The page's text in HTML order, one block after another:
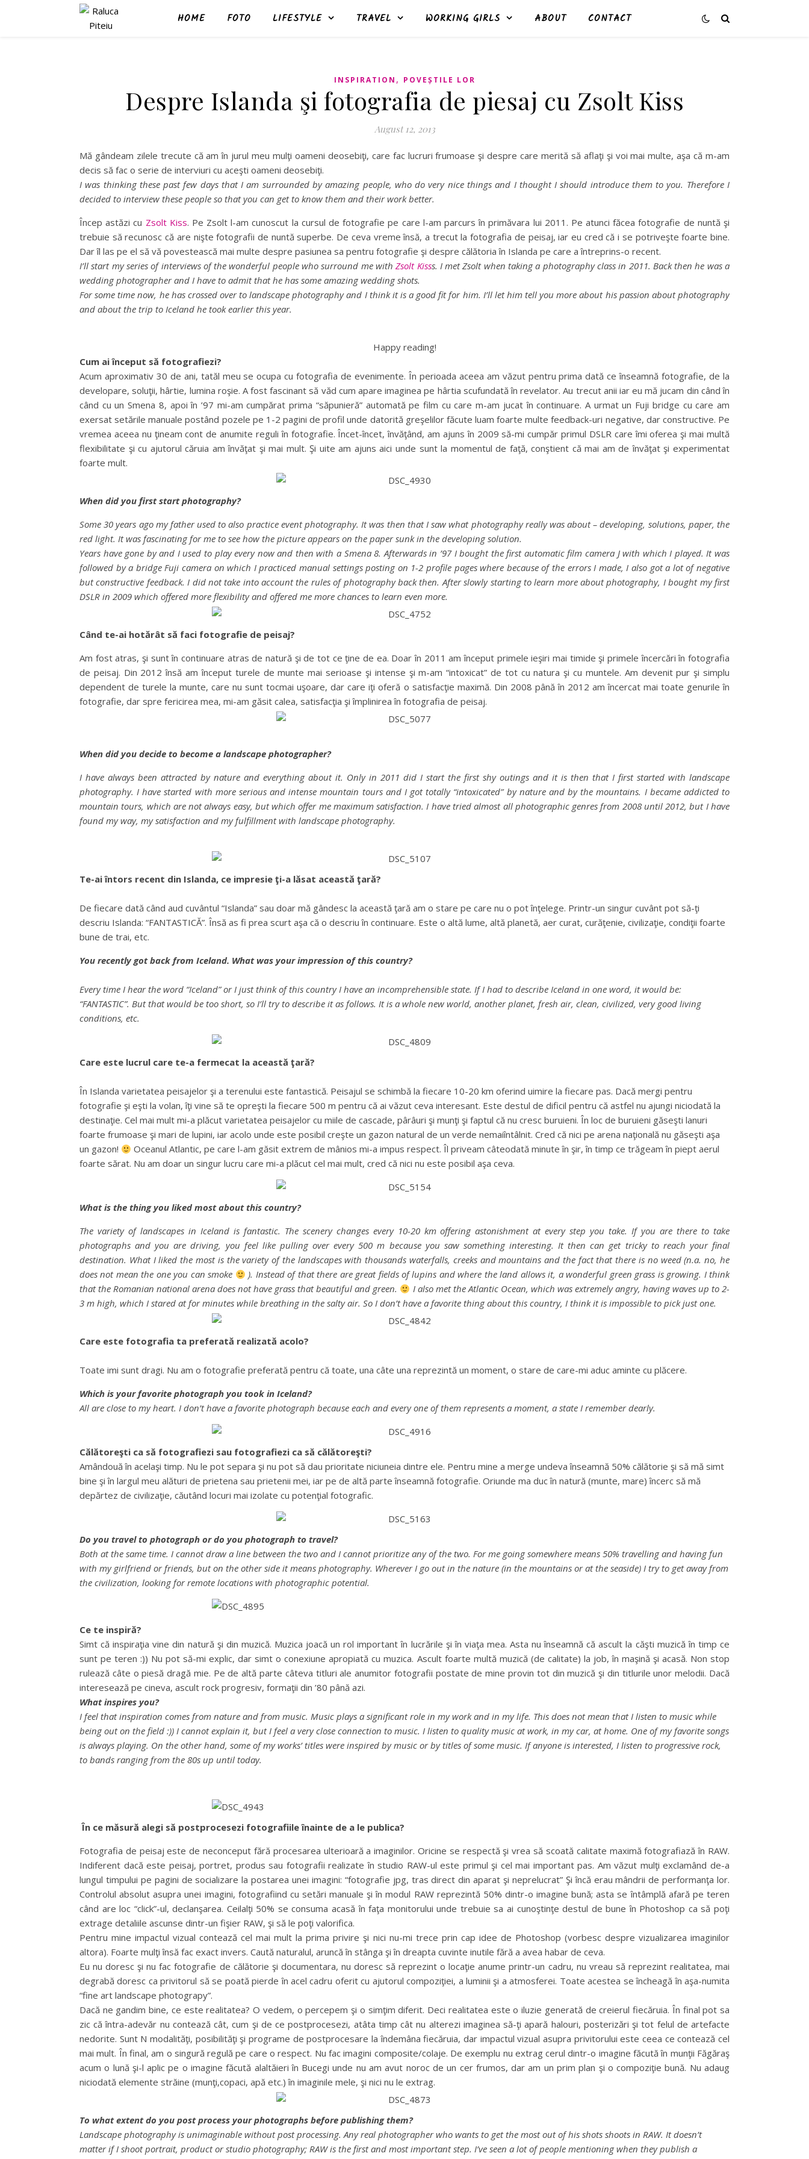
HOME FOTO LIFESTYLE TRAVEL WORKING GIRLS ABOUT CONTACT
INSPIRATION , POVEȘTILE LOR
Despre Islanda şi fotografia de piesaj cu Zsolt Kiss
August 12, 2013
Mă gândeam zilele trecute că am în jurul meu mulţi oameni deosebiţi, care fac lucruri frumoase şi despre care merită să aflaţi şi voi mai multe, aşa că m-am
decis să fac o serie de interviuri cu aceşti oameni deosebiţi.
I was thinking these past few days that I am surrounded by amazing people, who do very nice things and I thought I should introduce them to you. Therefore I
decided to interview these people so that you can get to know them and their work better.
Încep astăzi cu Zsolt Kiss. Pe Zsolt l-am cunoscut la cursul de fotografie pe care l-am parcurs în primăvara lui 2011. Pe atunci făcea fotografie de nuntă şi
trebuie să recunosc că are nişte fotografii de nuntă superbe. De ceva vreme însă, a trecut la fotografia de peisaj, iar eu cred că i se potriveşte foarte bine.
Dar îl las pe el să vă povestească mai multe despre pasiunea sa pentru fotografie şi despre călătoria în Islanda pe care a întreprins-o recent.
I’ll start my series of interviews of the wonderful people who surround me withZsolt Kisss. I met Zsolt when taking a photography class in 2011. Back then he was a
wedding photographer and I have to admit that he has some amazing wedding shots.
For some time now, he has crossed over to landscape photography and I think it is a good fit for him. I’ll let him tell you more about his passion about photography
and about the trip to Iceland he took earlier this year.
Happy reading!
Cum ai început să fotografiezi?
Acum aproximativ 30 de ani, tatăl meu se ocupa cu fotografia de evenimente. În perioada aceea am văzut pentru prima dată ce înseamnă fotografie, de la
developare, soluţii, hârtie, lumina roşie. A fost fascinant să văd cum apare imaginea pe hârtia scufundată în revelator. Au trecut anii iar eu mă jucam din când în
când cu un Smena 8, apoi în ’97 mi-am cumpărat prima “săpunieră” automată pe film cu care m-am jucat în continuare. A urmat un Fuji bridge cu care am
exersat setările manuale postând pozele pe 1-2 pagini de profil unde datorită greşelilor făcute luam foarte multe feedback-uri negative, dar constructive. Pe
vremea aceea nu ţineam cont de anumite reguli în fotografie. Încet-încet, învăţând, am ajuns în 2009 să-mi cumpăr primul DSLR care îmi oferea şi mai multă
flexibilitate şi cu ajutorul căruia am învăţat şi mai mult. Şi uite am ajuns aici unde sunt la momentul de faţă, conştient că mai am de învăţat şi experimentat
foarte mult.
When did you first start photography?
Some 30 years ago my father used to also practice event photography. It was then that I saw what photography really was about – developing, solutions, paper, the
red light. It was fascinating for me to see how the picture appears on the paper sunk in the developing solution.
Years have gone by and I used to play every now and then with a Smena 8. Afterwards in ’97 I bought the first automatic film camera J with which I played. It was
followed by a bridge Fuji camera on which I practiced manual settings posting on 1-2 profile pages where because of the errors I made, I also got a lot of negative
but constructive feedback. I did not take into account the rules of photography back then. After slowly starting to learn more about photography, I bought my first
DSLR in 2009 which offered more flexibility and offered me more chances to learn even more.
Când te-ai hotărât să faci fotografie de peisaj?
Am fost atras, şi sunt în continuare atras de natură şi de tot ce ţine de ea. Doar în 2011 am început primele ieşiri mai timide şi primele încercări în fotografia
de peisaj. Din 2012 însă am început turele de munte mai serioase şi intense şi m-am “intoxicat” de tot cu natura şi cu muntele. Am devenit pur şi simplu
dependent de turele la munte, care nu sunt tocmai uşoare, dar care iţi oferă o satisfacţie maximă. Din 2008 până în 2012 am încercat mai toate genurile în
fotografie, dar spre fericirea mea, mi-am găsit calea, satisfacţia şi împlinirea în fotografia de peisaj.
When did you decide to become a landscape photographer?
I have always been attracted by nature and everything about it. Only in 2011 did I start the first shy outings and it is then that I first started with landscape
photography. I have started with more serious and intense mountain tours and I got totally “intoxicated” by nature and by the mountains. I became addicted to
mountain tours, which are not always easy, but which offer me maximum satisfaction. I have tried almost all photographic genres from 2008 until 2012, but I have
found my way, my satisfaction and my fulfillment with landscape photography.
Te-ai întors recent din Islanda, ce impresie ţi-a lăsat această ţară?
De fiecare dată când aud cuvântul “Islanda” sau doar mă gândesc la această ţară am o stare pe care nu o pot înţelege. Printr-un singur cuvânt pot să-ţi
descriu Islanda: “FANTASTICĂ”. Însă as fi prea scurt aşa că o descriu în continuare. Este o altă lume, altă planetă, aer curat, curăţenie, civilizaţie, condiţii foarte
bune de trai, etc.
You recently got back from Iceland. What was your impression of this country?
Every time I hear the word “Iceland” or I just think of this country I have an incomprehensible state. If I had to describe Iceland in one word, it would be:
“FANTASTIC”. But that would be too short, so I’ll try to describe it as follows. It is a whole new world, another planet, fresh air, clean, civilized, very good living
conditions, etc.
Care este lucrul care te-a fermecat la această ţară?
În Islanda varietatea peisajelor şi a terenului este fantastică. Peisajul se schimbă la fiecare 10-20 km oferind uimire la fiecare pas. Dacă mergi pentru
fotografie şi eşti la volan, îţi vine să te opreşti la fiecare 500 m pentru că ai văzut ceva interesant. Este destul de dificil pentru că astfel nu ajungi niciodată la
destinaţie. Cel mai mult mi-a plăcut varietatea peisajelor cu miile de cascade, pârâuri şi munţi şi faptul că nu cresc buruieni. În loc de buruieni găseşti lanuri
foarte frumoase şi mari de lupini, iar acolo unde este posibil creşte un gazon natural de un verde nemaiîntâlnit. Cred că nici pe arena naţională nu găseşti aşa
un gazon!
Oceanul Atlantic, pe care l-am găsit extrem de mânios mi-a impus respect. Îl priveam câteodată minute în şir, în timp ce trăgeam în piept aerul
foarte sărat. Nu am doar un singur lucru care mi-a plăcut cel mai mult, cred că nici nu este posibil aşa ceva.
What is the thing you liked most about this country?
The variety of landscapes in Iceland is fantastic. The scenery changes every 10-20 km offering astonishment at every step you take. If you are there to take
photographs and you are driving, you feel like pulling over every 500 m because you saw something interesting. It then can get tricky to reach your final
destination. What I liked the most is the variety of the landscapes with thousands waterfalls, creeks and mountains and the fact that there is no weed (n.a. no, he
does not mean the one you can smoke
). Instead of that there are great fields of lupins and where the land allows it, a wonderful green grass is growing. I think
that the Romanian national arena does not have grass that beautiful and green.
I also met the Atlantic Ocean, which was extremely angry, having waves up to 2-
3 m high, which I stared at for minutes while breathing in the salty air. So I don’t have a favorite thing about this country, I think it is impossible to pick just one.
Care este fotografia ta preferată realizată acolo?
Toate imi sunt dragi. Nu am o fotografie preferată pentru că toate, una câte una reprezintă un moment, o stare de care-mi aduc aminte cu plăcere.
Which is your favorite photograph you took in Iceland?
All are close to my heart. I don’t have a favorite photograph because each and every one of them represents a moment, a state I remember dearly.
Călătoreşti ca să fotografiezi sau fotografiezi ca să călătoreşti?
Amândouă în acelaşi timp. Nu le pot separa şi nu pot să dau prioritate niciuneia dintre ele. Pentru mine a merge undeva înseamnă 50% călătorie şi să mă simt
bine şi în largul meu alături de prietena sau prietenii mei, iar pe de altă parte înseamnă fotografie. Oriunde ma duc în natură (munte, mare) încerc să mă
depărtez de civilizaţie, căutând locuri mai izolate cu potenţial fotografic.
Do you travel to photograph or do you photograph to travel?
Both at the same time. I cannot draw a line between the two and I cannot prioritize any of the two. For me going somewhere means 50% travelling and having fun
with my girlfriend or friends, but on the other side it means photography. Wherever I go out in the nature (in the mountains or at the seaside) I try to get away from
the civilization, looking for remote locations with photographic potential.
Ce te inspiră?
Simt că inspiraţia vine din natură şi din muzică. Muzica joacă un rol important în lucrările şi în viaţa mea. Asta nu înseamnă că ascult la căşti muzică în timp ce
sunt pe teren :)) Nu pot să-mi explic, dar simt o conexiune apropiată cu muzica. Ascult foarte multă muzică (de calitate) la job, în maşină şi acasă. Non stop
rulează câte o piesă dragă mie. Pe de altă parte câteva titluri ale anumitor fotografii postate de mine provin tot din muzică şi din titlurile unor melodii. Dacă
interesează pe cineva, ascult rock progresiv, formaţii din ’80 până azi.
What inspires you?
I feel that inspiration comes from nature and from music. Music plays a significant role in my work and in my life. This does not mean that I listen to music while
being out on the field :)) I cannot explain it, but I feel a very close connection to music. I listen to quality music at work, in my car, at home. One of my favorite songs
is always playing. On the other hand, some of my works’ titles were inspired by music or by titles of some music. If anyone is interested, I listen to progressive rock,
to bands ranging from the 80s up until today.
În ce măsură alegi să postprocesezi fotografiile înainte de a le publica?
Fotografia de peisaj este de neconceput fără procesarea ulterioară a imaginilor. Oricine se respectă şi vrea să scoată calitate maximă fotografiază în RAW.
Indiferent dacă este peisaj, portret, produs sau fotografii realizate în studio RAW-ul este primul şi cel mai important pas. Am văzut mulţi exclamând de-a
lungul timpului pe pagini de socializare la postarea unei imagini: “fotografie jpg, tras direct din aparat şi neprelucrat” Şi încă erau mândrii de performanţa lor.
Controlul absolut asupra unei imagini, fotografiind cu setări manuale şi în modul RAW reprezintă 50% dintr-o imagine bună; asta se întâmplă afară pe teren
când are loc “click”-ul, declanşarea. Ceilalţi 50% se consuma acasă în faţa monitorului unde trebuie sa ai cunoştinţe destul de bune în Photoshop ca să poţi
extrage detaliile ascunse dintr-un fişier RAW, şi să le poţi valorifica.
Pentru mine impactul vizual contează cel mai mult la prima privire şi nici nu-mi trece prin cap idee de Photoshop (vorbesc despre vizualizarea imaginilor
altora). Foarte mulţi însă fac exact invers. Caută naturalul, aruncă în stânga şi în dreapta cuvinte inutile fără a avea habar de ceva.
Eu nu doresc şi nu fac fotografie de călătorie şi documentara, nu doresc să reprezint o locaţie anume printr-un cadru, nu vreau să reprezint realitatea, mai
degrabă doresc ca privitorul să se poată pierde în acel cadru oferit cu ajutorul compoziţiei, a luminii şi a atmosferei. Toate acestea se încheagă în aşa-numita
“fine art landscape photograpy”.
Dacă ne gandim bine, ce este realitatea? O vedem, o percepem şi o simţim diferit. Deci realitatea este o iluzie generată de creierul fiecăruia. În final pot sa
zic că întra-adevăr nu contează cât, cum şi de ce postprocesezi, atâta timp cât nu alterezi imaginea să-ţi apară halouri, posterizări şi tot felul de artefacte
nedorite. Sunt N modalităţi, posibilităţi şi programe de postprocesare la îndemâna fiecăruia, dar impactul vizual asupra privitorului este ceea ce contează cel
mai mult. În final, am o singură regulă pe care o respect. Nu fac imagini composite/colaje. De exemplu nu extrag cerul dintr-o imagine făcută în munţii Făgăraş
acum o lună şi-l aplic pe o imagine făcută alaltăieri în Bucegi unde nu am avut noroc de un cer frumos, dar am un prim plan şi o compoziţie bună. Nu adaug
niciodată elemente străine (munţi,copaci, apă etc.) în imaginile mele, şi nici nu le extrag.
To what extent do you post process your photographs before publishing them?
Landscape photography is unimaginable without post processing. Any real photographer who wants to get the most out of his shots shoots in RAW. It doesn’t
matter if I shoot portrait, product or studio photography; RAW is the first and most important step. I’ve seen a lot of people mentioning when they publish a